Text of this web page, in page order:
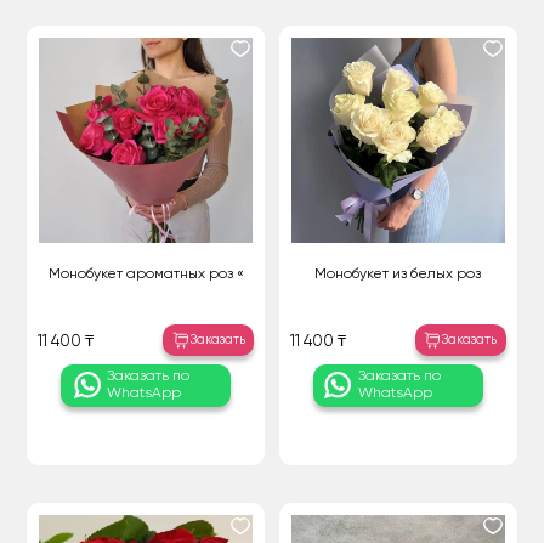
Монобукет ароматных роз «
11 400 ₸ Заказать
Заказать по
WhatsApp
Монобукет из белых роз
11 400 ₸ Заказать
Заказать по
WhatsApp